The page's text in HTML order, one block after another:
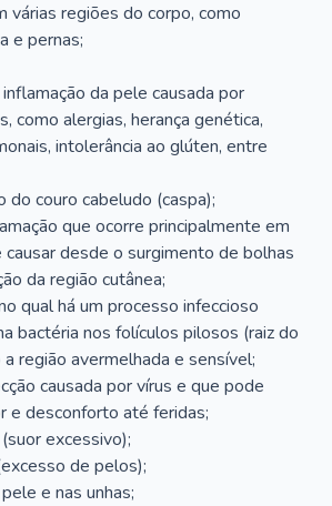
várias regiões do corpo, como
e pernas;
da pele causada por
como alergias, herança genética,
intolerância ao glúten, entre
do couro cabeludo (caspa);
que ocorre principalmente em
causar desde o surgimento de bolhas
da região cutânea;
qual há um processo infeccioso
bactéria nos folículos pilosos (raiz do
região avermelhada e sensível;
causada por vírus e que pode
e desconforto até feridas;
excessivo);
de pelos);
e nas unhas;